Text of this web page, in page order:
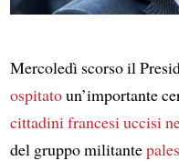
Mercoledì scorso il
ospitatoun’importante
cittadini francesi uccisi
del gruppo militante